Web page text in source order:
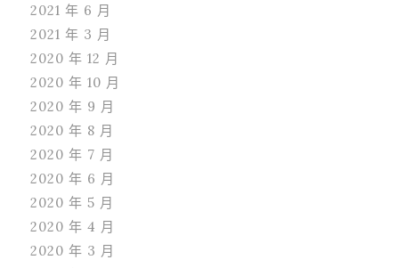
2021 年 6 月
2021 年 3 月
2020 年 12 月
2020 年 10 月
2020 年 9 月
2020 年 8 月
2020 年 7 月
2020 年 6 月
2020 年 5 月
2020 年 4 月
2020 年 3 月